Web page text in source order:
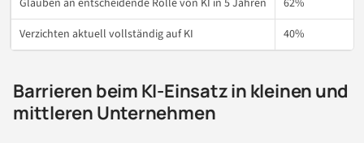
Verzichten aktuell vollständig auf KI
40%
Barrieren beim KI-Einsatz in kleinen und
mittleren Unternehmen